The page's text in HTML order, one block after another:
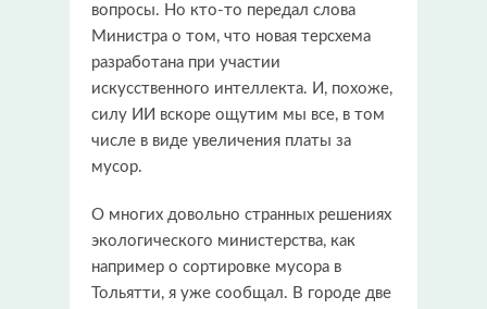
вопросы. Но кто-то передал слова
Министра о том, что новая терсхема
разработана при участии
искусственного интеллекта. И, похоже,
силу ИИ вскоре ощутим мы все, в том
числе в виде увеличения платы за
мусор.
О многих довольно странных решениях
экологического министерства, как
например о сортировке мусора в
Тольятти, я уже сообщал. В городе две